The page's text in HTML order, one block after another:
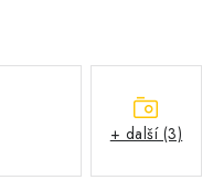
+ další (3)